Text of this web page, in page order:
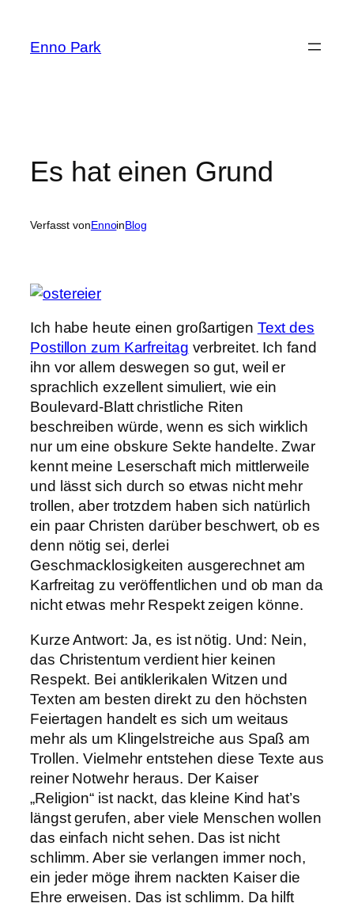
springen
Enno Park
Es hat einen Grund
Verfasst vonEnnoinBlog
Ich habe heute einen großartigen Text des
Postillon zum Karfreitag verbreitet. Ich fand
ihn vor allem deswegen so gut, weil er
sprachlich exzellent simuliert, wie ein
Boulevard-Blatt christliche Riten
beschreiben würde, wenn es sich wirklich
nur um eine obskure Sekte handelte. Zwar
kennt meine Leserschaft mich mittlerweile
und lässt sich durch so etwas nicht mehr
trollen, aber trotzdem haben sich natürlich
ein paar Christen darüber beschwert, ob es
denn nötig sei, derlei
Geschmacklosigkeiten ausgerechnet am
Karfreitag zu veröffentlichen und ob man da
nicht etwas mehr Respekt zeigen könne.
Kurze Antwort: Ja, es ist nötig. Und: Nein,
das Christentum verdient hier keinen
Respekt. Bei antiklerikalen Witzen und
Texten am besten direkt zu den höchsten
Feiertagen handelt es sich um weitaus
mehr als um Klingelstreiche aus Spaß am
Trollen. Vielmehr entstehen diese Texte aus
reiner Notwehr heraus. Der Kaiser
„Religion“ ist nackt, das kleine Kind hat’s
längst gerufen, aber viele Menschen wollen
das einfach nicht sehen. Das ist nicht
schlimm. Aber sie verlangen immer noch,
ein jeder möge ihrem nackten Kaiser die
Ehre erweisen. Das ist schlimm. Da hilft